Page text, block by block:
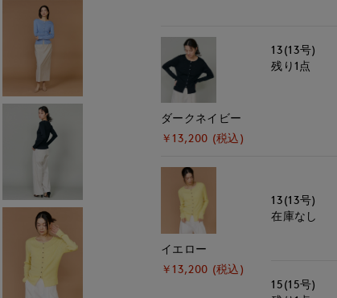
ダークネイビー
￥13,200 (税込)
13(13号)
残り1点
イエロー
￥13,200 (税込)
13(13号)
在庫なし
15(15号)